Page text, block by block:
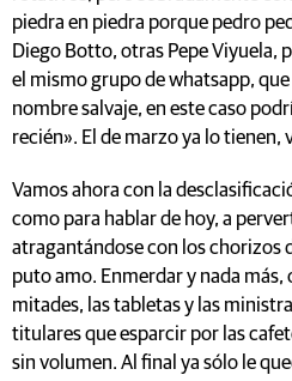
piedra en piedra porque pedro
Diego Botto, otras Pepe Viyuela,
el mismo grupo de whatsapp,
nombre salvaje, en este caso
recién». El de marzo ya lo tienen,
Vamos ahora con la
como para hablar de hoy, a
atragantándose con los chorizos
puto amo. Enmerdar y nada más,
mitades, las tabletas y las
titulares que esparcir por las
sin volumen. Al final ya sólo le